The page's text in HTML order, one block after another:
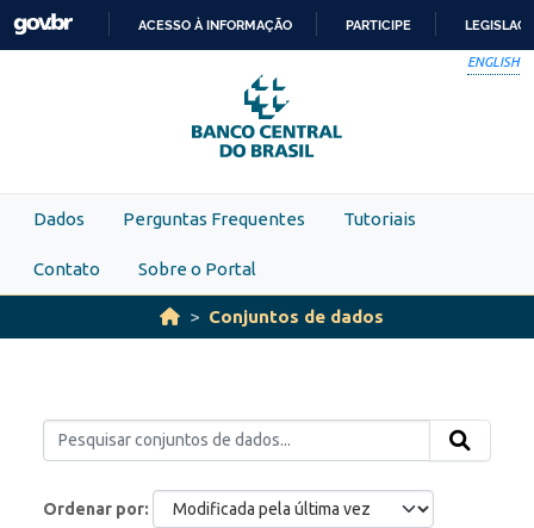
Skip to main content
PARA
O
CONTEÚDO
ACESSO À INFORMAÇÃO PARTICIPE
ENGLISH
Dados Perguntas Frequentes Tutoriais
Contato Sobre o Portal
Conjuntos de dados
Ordenar por